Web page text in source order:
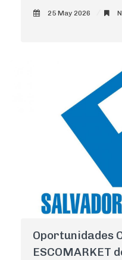
25 May 2026
Oportunidades
ESCOMARKET